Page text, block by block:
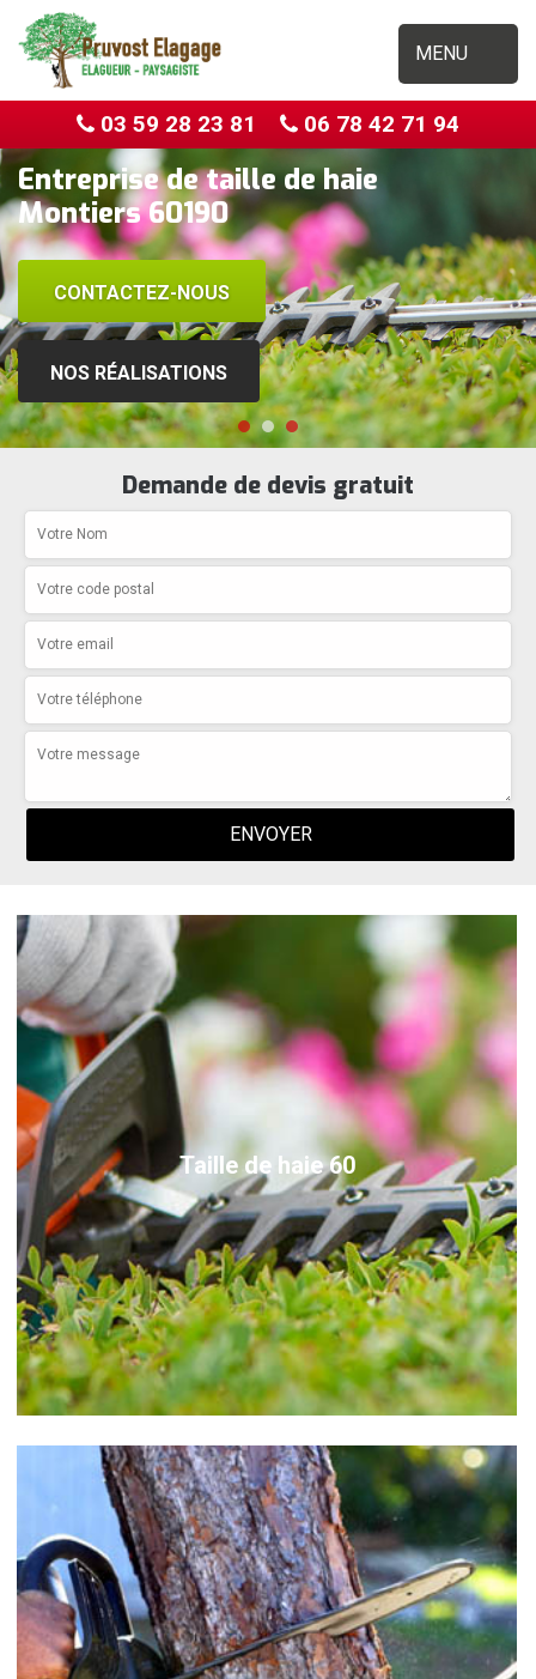
MENU
03 59 28 23 81 06 78 42 71 94
Entreprise de taille de haie
Montiers 60190
CONTACTEZ-NOUS
NOS RÉALISATIONS
Demande de devis gratuit
Taille de haie 60